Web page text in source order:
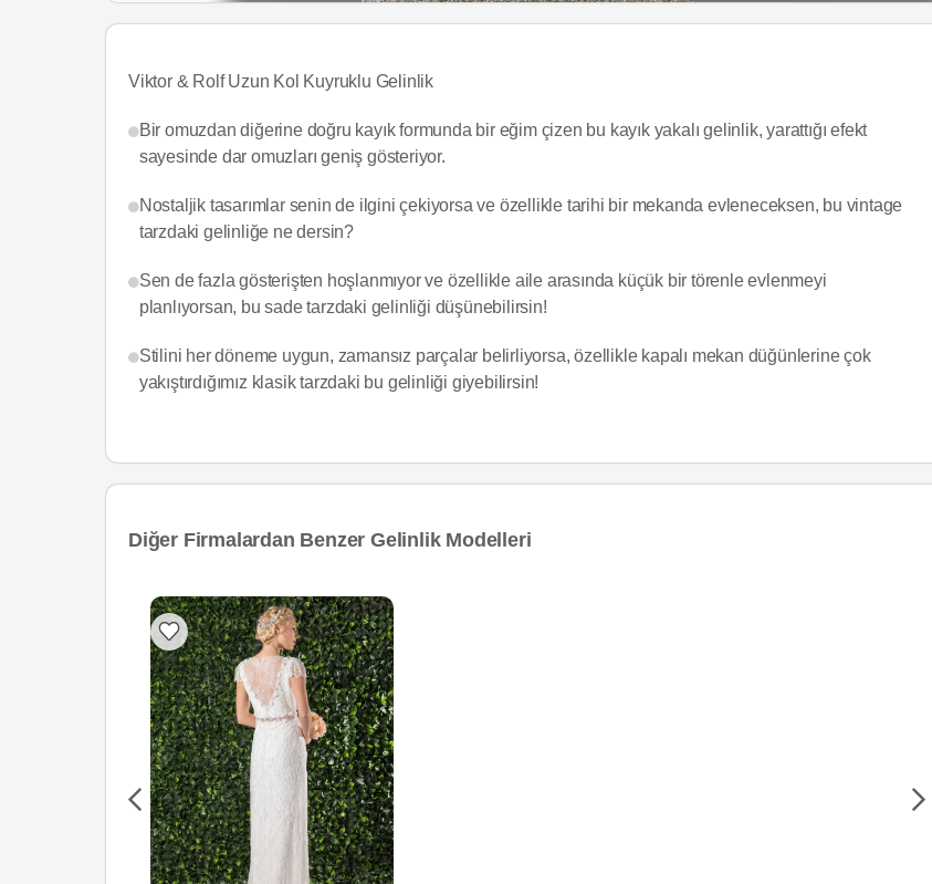
Viktor & Rolf Uzun Kol Kuyruklu Gelinlik
Bir omuzdan diğerine doğru kayık formunda bir eğim çizen bu kayık yakalı gelinlik, yarattığı efekt
sayesinde dar omuzları geniş gösteriyor.
Nostaljik tasarımlar senin de ilgini çekiyorsa ve özellikle tarihi bir mekanda evleneceksen, bu vintage
tarzdaki gelinliğe ne dersin?
Sen de fazla gösterişten hoşlanmıyor ve özellikle aile arasında küçük bir törenle evlenmeyi
planlıyorsan, bu sade tarzdaki gelinliği düşünebilirsin!
Stilini her döneme uygun, zamansız parçalar belirliyorsa, özellikle kapalı mekan düğünlerine çok
yakıştırdığımız klasik tarzdaki bu gelinliği giyebilirsin!
Diğer Firmalardan Benzer Gelinlik Modelleri